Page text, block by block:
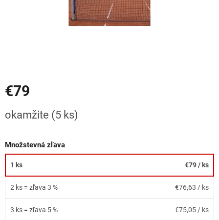
€79
cena:
okamžite (5 ks)
Množstevná zľava
1 ks €79/ ks
2 ks = zľava 3 % €76,63 / ks
3 ks = zľava 5 % €75,05 / ks